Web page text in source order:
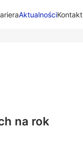
AktualnościKontakt​
na rok